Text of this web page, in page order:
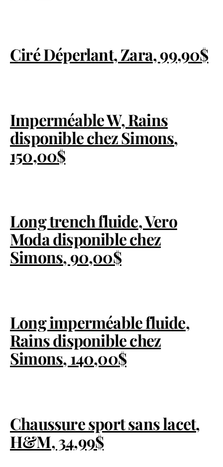
Ciré Déperlant, Zara, 99,90$
Imperméable W, Rains
disponible chez Simons,
150,00$
Long trench fluide, Vero
Moda disponible chez
Simons, 90,00$
Long imperméable fluide,
Rains disponible chez
Simons, 140,00$
Chaussure sport sans lacet,
H&M, 34,99$